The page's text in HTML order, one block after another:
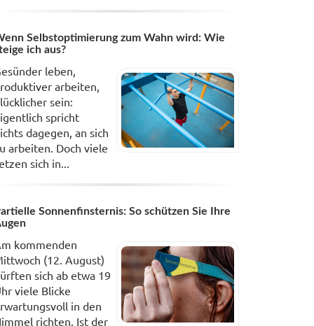
Selbstoptimierung zum Wahn wird: Wie
ich aus?
leben,
arbeiten,
sein:
spricht
dagegen, an sich
arbeiten. Doch viele
sich in...
Sonnenfinsternis: So schützen Sie Ihre
kommenden
(12. August)
sich ab etwa 19
viele Blicke
in den
richten. Ist der